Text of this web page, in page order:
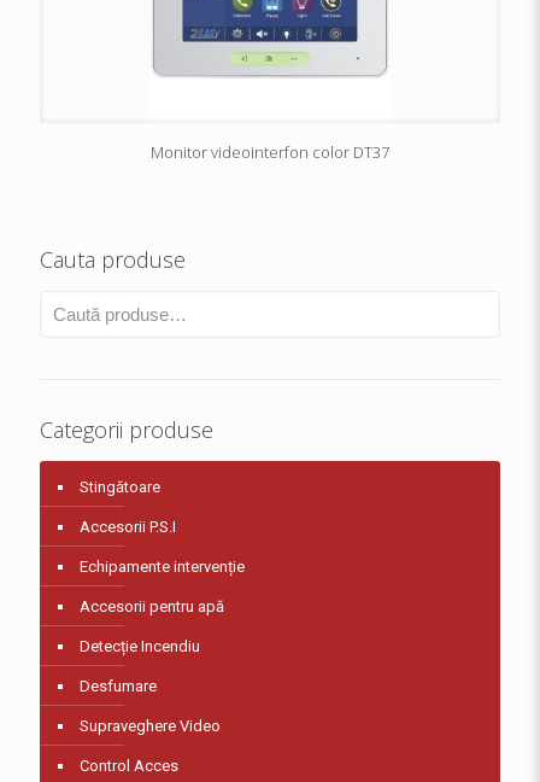
Monitor videointerfon color DT37
Cauta produse
Categorii produse
Stingătoare
Accesorii P.S.I
Echipamente intervenție
Accesorii pentru apă
Detecție Incendiu
Desfumare
Supraveghere Video
Control Acces